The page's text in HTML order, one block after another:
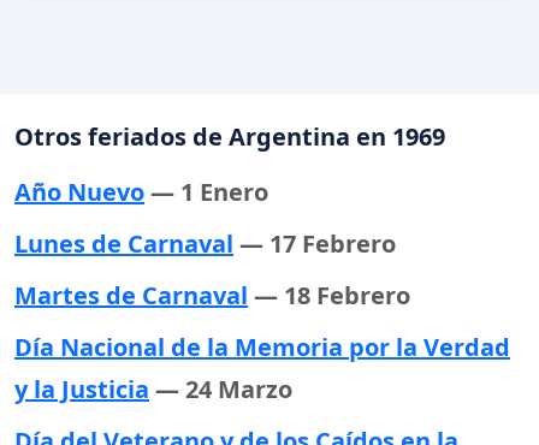
Otros feriados de Argentina en 1969
Año Nuevo— 1 Enero
Lunes de Carnaval — 17 Febrero
Martes de Carnaval — 18 Febrero
Día Nacional de la Memoria por la Verdad
y la Justicia — 24 Marzo